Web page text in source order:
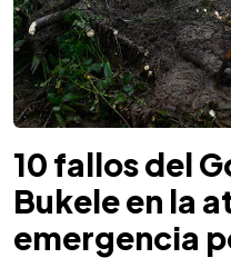
10 fallos del
Bukele en la
emergencia